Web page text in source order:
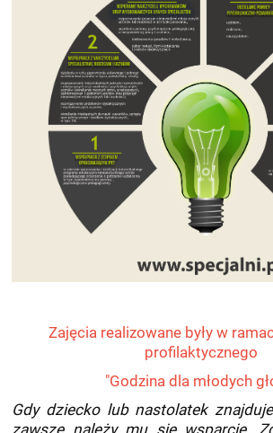
Zajęcia realizowane były w
profilaktycznego
"Godzina dla młodych
Gdy dziecko lub nastolatek